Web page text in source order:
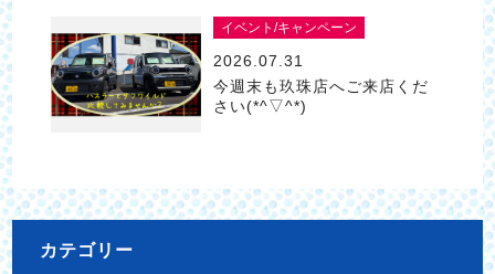
イベント/キャンペーン
2026.07.31
今週末も玖珠店へご来店くだ
さい(*^▽^*)
カテゴリー